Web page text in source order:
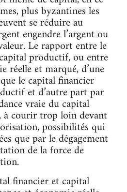
plus byzantines les
se réduire au
engendre l’argent ou
Le rapport entre le
productif, ou entre
réelle et marqué, d’une
le capital financier
et d’autre part par
vraie du capital
à courir trop loin devant
possibilités qui
que par le dégagement
de la force de
financier et capital